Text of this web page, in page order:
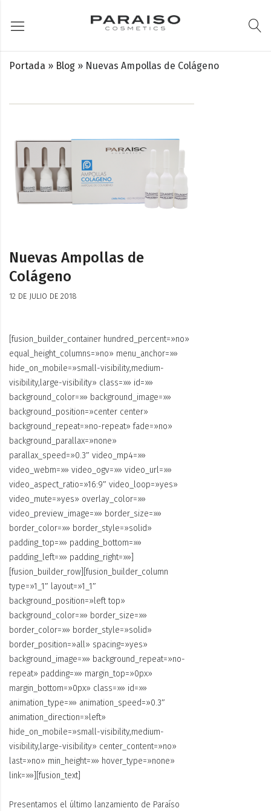
Portada » Blog » Nuevas Ampollas de Colágeno
Nuevas Ampollas de
Colágeno
12 DE JULIO DE 2018
[fusion_builder_container hundred_percent=»no»
equal_height_columns=»no» menu_anchor=»»
hide_on_mobile=»small-visibility,medium-
visibility,large-visibility» class=»» id=»»
background_color=»» background_image=»»
background_position=»center center»
background_repeat=»no-repeat» fade=»no»
background_parallax=»none»
parallax_speed=»0.3″ video_mp4=»»
video_webm=»» video_ogv=»» video_url=»»
video_aspect_ratio=»16:9″ video_loop=»yes»
video_mute=»yes» overlay_color=»»
video_preview_image=»» border_size=»»
border_color=»» border_style=»solid»
padding_top=»» padding_bottom=»»
padding_left=»» padding_right=»»]
[fusion_builder_row][fusion_builder_column
type=»1_1″ layout=»1_1″
background_position=»left top»
background_color=»» border_size=»»
border_color=»» border_style=»solid»
border_position=»all» spacing=»yes»
background_image=»» background_repeat=»no-
repeat» padding=»» margin_top=»0px»
margin_bottom=»0px» class=»» id=»»
animation_type=»» animation_speed=»0.3″
animation_direction=»left»
hide_on_mobile=»small-visibility,medium-
visibility,large-visibility» center_content=»no»
last=»no» min_height=»» hover_type=»none»
link=»»][fusion_text]
Presentamos el último lanzamiento de Paraíso